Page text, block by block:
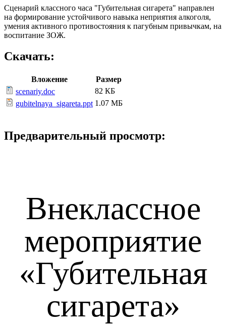
Сценарий классного часа "Губительная сигарета" направлен
на формирование устойчивого навыка неприятия алкоголя,
умения активного противостояния к пагубным привычкам, на
воспитание ЗОЖ.
Скачать:
Вложение
Размер
scenariy.doc
82 КБ
gubitelnaya_sigareta.ppt 1.07 МБ
Предварительный просмотр:
Внеклассное
мероприятие
«Губительная
сигарета»